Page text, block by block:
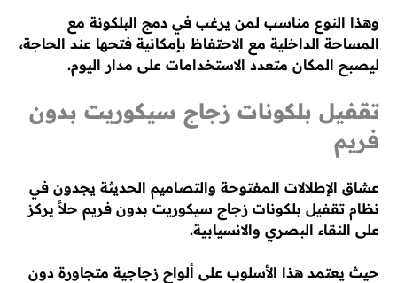
وهذا النوع مناسب لمن يرغب في دمج البلكونة مع
المساحة الداخلية مع الاحتفاظ بإمكانية فتحها عند الحاجة،
ليصبح المكان متعدد الاستخدامات على مدار اليوم.
تقفيل بلكونات زجاج سيكوريت بدون
فريم
عشاق الإطلالات المفتوحة والتصاميم الحديثة يجدون في
نظام تقفيل بلكونات زجاج سيكوريت بدون فريم حلاً يركز
على النقاء البصري والانسيابية.
حيث يعتمد هذا الأسلوب على ألواح زجاجية متجاورة دون